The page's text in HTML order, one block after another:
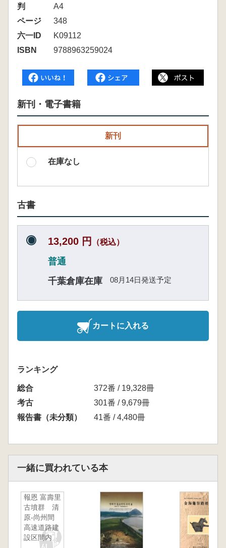
判
A4
ページ
348
六一ID
K09112
ISBN
9788963259024
新刊・電子書籍
新刊
在庫なし
古書
13,200 円 （税込）
普通
千葉倉庫在庫
08月14日発送予定
カートに入れる
ランキング
総合
372番 / 19,328冊
考古
301番 / 9,679冊
報告書（未分類）
41番 / 4,480冊
一緒に買われている本
報恩 富壽里
古墳群 清
原-尚州間
高速道路建
設区間内